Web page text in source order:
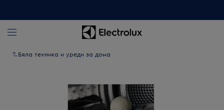
Бяла техника и уреди за дома